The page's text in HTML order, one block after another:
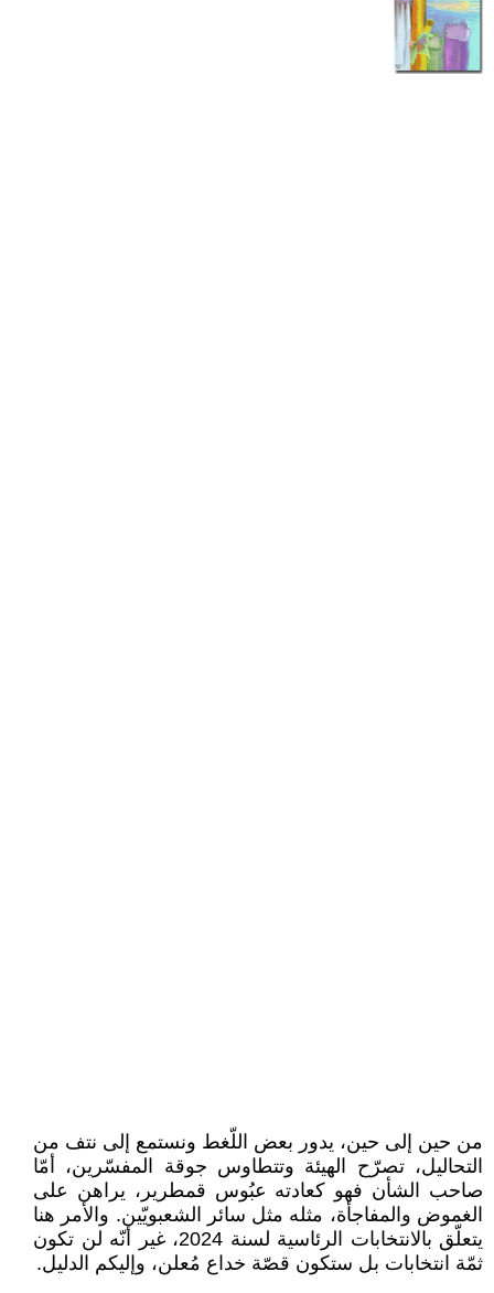
من حين إلى حين، يدور بعض اللّغط ونستمع إلى نتف من
التحاليل، تصرّح الهيئة وتتطاوس جوقة المفسّرين، أمّا
صاحب الشأن فهو كعادته عبُوس قمطرير، يراهن على
الغموض والمفاجأة، مثله مثل سائر الشعبويّين. والأمر هنا
يتعلّق بالانتخابات الرئاسية لسنة 2024، غير أنّه لن تكون
ثمّة انتخابات بل ستكون قصّة خداع مُعلن، وإليكم الدليل.